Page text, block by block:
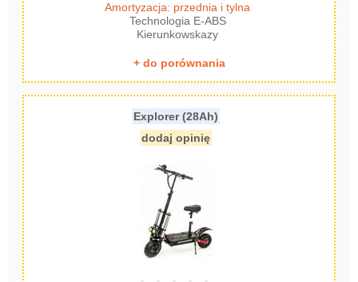
Amortyzacja: przednia i tylna
Technologia E-ABS
Kierunkowskazy
+ do porównania
Explorer (28Ah)
dodaj opinię